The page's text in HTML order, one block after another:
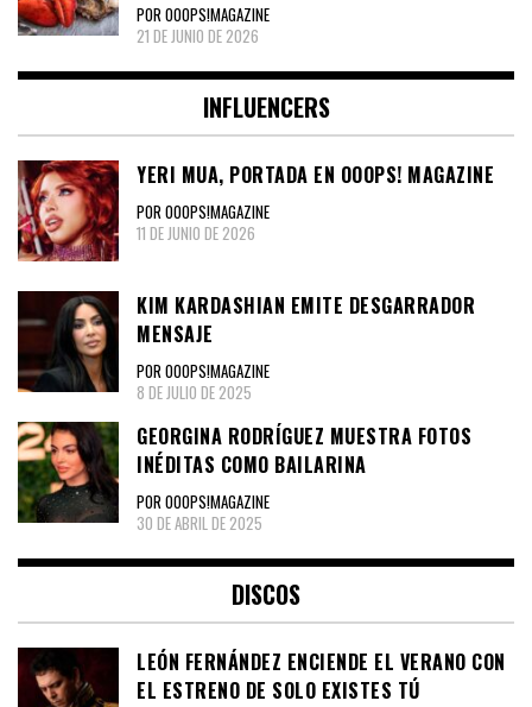
POR OOOPS!MAGAZINE
21 DE JUNIO DE 2026
INFLUENCERS
YERI MUA, PORTADA EN OOOPS! MAGAZINE
POR OOOPS!MAGAZINE
11 DE JUNIO DE 2026
KIM KARDASHIAN EMITE DESGARRADOR
MENSAJE
POR OOOPS!MAGAZINE
8 DE JULIO DE 2025
GEORGINA RODRÍGUEZ MUESTRA FOTOS
INÉDITAS COMO BAILARINA
POR OOOPS!MAGAZINE
30 DE ABRIL DE 2025
DISCOS
LEÓN FERNÁNDEZ ENCIENDE EL VERANO CON
EL ESTRENO DE SOLO EXISTES TÚ